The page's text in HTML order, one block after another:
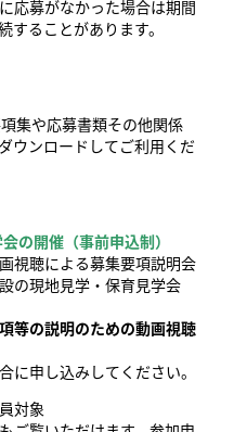
応募がなかった場合は期間
することがあります。
集や応募書類その他関係
ウンロードしてご利用くだ
の開催（事前申込制）
視聴による募集要項説明会
の現地見学・保育見学会
等の説明のための動画視聴
申し込みしてください。
対象